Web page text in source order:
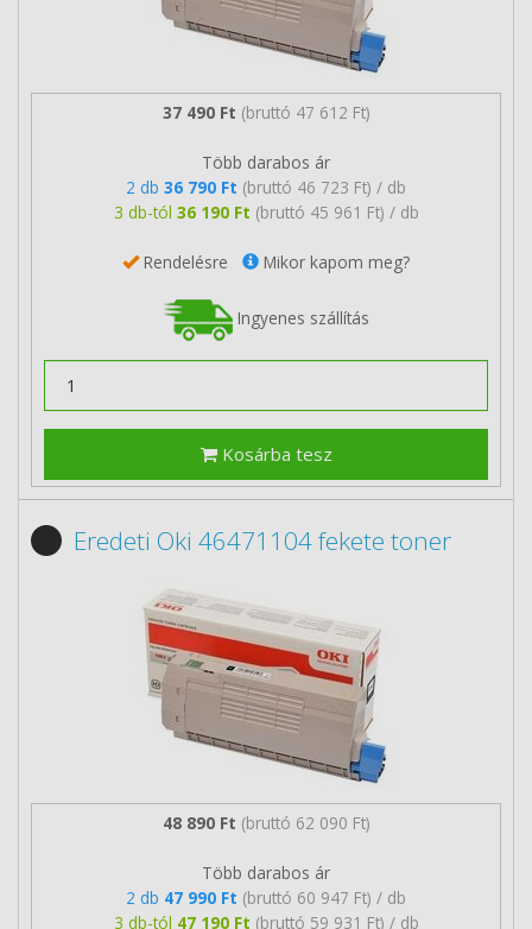
37 490 Ft (bruttó 47 612 Ft)
Több darabos ár
2 db 36 790 Ft (bruttó 46 723 Ft) / db
3 db-tól 36 190 Ft (bruttó 45 961 Ft) / db
Rendelésre Mikor kapom meg?
Ingyenes szállítás
Kosárba tesz
Eredeti Oki 46471104 fekete toner
48 890 Ft (bruttó 62 090 Ft)
Több darabos ár
2 db 47 990 Ft (bruttó 60 947 Ft) / db
3 db-tól 47 190 Ft (bruttó 59 931 Ft) / db